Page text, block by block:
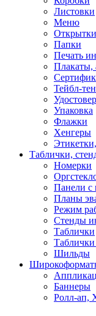
Листовки
Меню
Папки
Печать
Плакаты,
Тейбл-
Упаковка
Флажки
Хенгеры
Таблички,
Номерки
Панели с
Планы
Режим
Стенды
Таблички
Шильды
Баннеры
Ролл-ап,